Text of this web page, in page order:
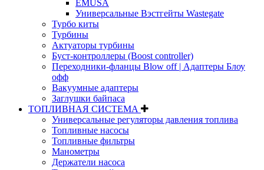
EMUSA
Универсальные Вэстгейты Wastegate
Турбо киты
Турбины
Актуаторы турбины
Буст-контроллеры (Boost controller)
Переходники-фланцы Blow off | Адаптеры Блоу
офф
Вакуумные адаптеры
Заглушки байпаса
ТОПЛИВНАЯ СИСТЕМА
Универсальные регуляторы давления топлива
Топливные насосы
Топливные фильтры
Манометры
Держатели насоса